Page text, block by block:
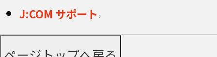
J:COM サポート